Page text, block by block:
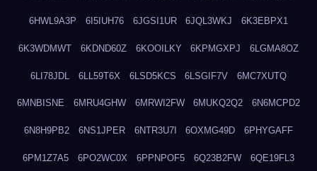
6HWL9A3P 6I5IUH76 6JGSI1UR 6JQL3WKJ 6K3EBPX1
6K3WDMWT 6KDND60Z 6KOOILKY 6KPMGXPJ 6LGMA8OZ
6LI78JDL 6LL59T6X 6LSD5KCS 6LSGIF7V 6MC7XUTQ
6MNBISNE 6MRU4GHW 6MRWI2FW 6MUKQ2Q2 6N6MCPD2
6N8H9PB2 6NS1JPER 6NTR3U7I 6OXMG49D 6PHYGAFF
6PM1Z7A5 6PO2WC0X 6PPNPOF5 6Q23B2FW 6QE19FL3